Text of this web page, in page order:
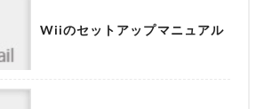
Wiiのセットアップマニュアル